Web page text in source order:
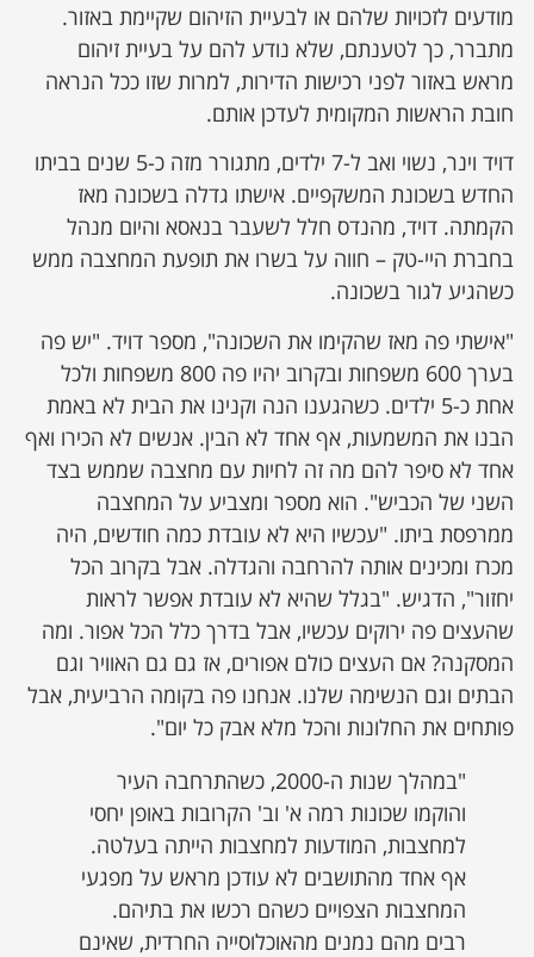
מודעים לזכויות שלהם או לבעיית הזיהום שקיימת באזור.
מתברר, כך לטענתם, שלא נודע להם על בעיית זיהום
מראש באזור לפני רכישות הדירות, למרות שזו ככל הנראה
חובת הראשות המקומית לעדכן אותם.
דויד וינר, נשוי ואב ל-7 ילדים, מתגורר מזה כ-5 שנים בביתו
החדש בשכונת המשקפיים. אישתו גדלה בשכונה מאז
הקמתה. דויד, מהנדס חלל לשעבר בנאסא והיום מנהל
בחברת היי-טק – חווה על בשרו את תופעת המחצבה ממש
כשהגיע לגור בשכונה.
"אישתי פה מאז שהקימו את השכונה", מספר דויד. "יש פה
בערך 600 משפחות ובקרוב יהיו פה 800 משפחות ולכל
אחת כ-5 ילדים. כשהגענו הנה וקנינו את הבית לא באמת
הבנו את המשמעות, אף אחד לא הבין. אנשים לא הכירו ואף
אחד לא סיפר להם מה זה לחיות עם מחצבה שממש בצד
השני של הכביש". הוא מספר ומצביע על המחצבה
ממרפסת ביתו. "עכשיו היא לא עובדת כמה חודשים, היה
מכרז ומכינים אותה להרחבה והגדלה. אבל בקרוב הכל
יחזור", הדגיש. "בגלל שהיא לא עובדת אפשר לראות
שהעצים פה ירוקים עכשיו, אבל בדרך כלל הכל אפור. ומה
המסקנה? אם העצים כולם אפורים, אז גם גם האוויר וגם
הבתים וגם הנשימה שלנו. אנחנו פה בקומה הרביעית, אבל
פותחים את החלונות והכל מלא אבק כל יום".
"במהלך שנות ה-2000, כשהתרחבה העיר
והוקמו שכונות רמה א' וב' הקרובות באופן יחסי
למחצבות, המודעות למחצבות הייתה בעלטה.
אף אחד מהתושבים לא עודכן מראש על מפגעי
המחצבות הצפויים כשהם רכשו את בתיהם.
רבים מהם נמנים מהאוכלוסייה החרדית, שאינם